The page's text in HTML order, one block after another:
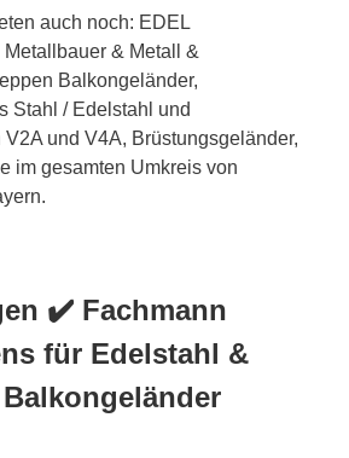
auch noch: EDEL
& Metall &
Balkongeländer,
Stahl / Edelstahl und
und V4A, Brüstungsgeländer,
im gesamten Umkreis von
✔️ Fachmann
für Edelstahl &